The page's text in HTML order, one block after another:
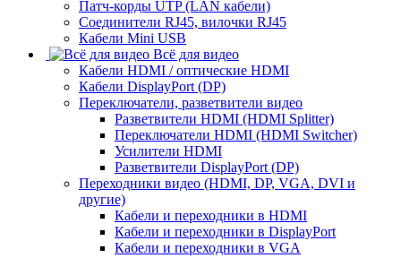
Патч-корды UTP (LAN кабели)
Соединители RJ45, вилочки RJ45
Кабели Mini USB
Всё для видео
Кабели HDMI / оптические HDMI
Кабели DisplayPort (DP)
Переключатели, разветвители видео
Разветвители HDMI (HDMI Splitter)
Переключатели HDMI (HDMI Switcher)
Усилители HDMI
Разветвители DisplayPort (DP)
Переходники видео (HDMI, DP, VGA, DVI и
другие)
Кабели и переходники в HDMI
Кабели и переходники в DisplayPort
Кабели и переходники в VGA